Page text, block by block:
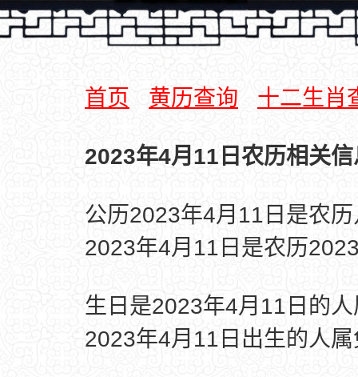
首页 黄历查询 十二生肖
2023年4月11日农历相关
公历2023年4月11日是农
2023年4月11日是农历
生日是2023年4月11日的
2023年4月11日出生的人